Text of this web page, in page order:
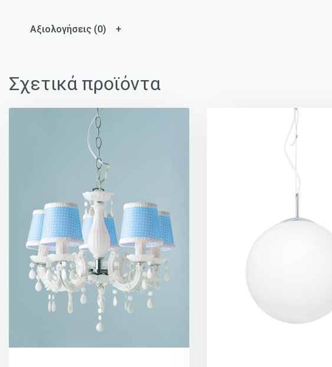
Αξιολογήσεις (0)
Σχετικά προϊόντα